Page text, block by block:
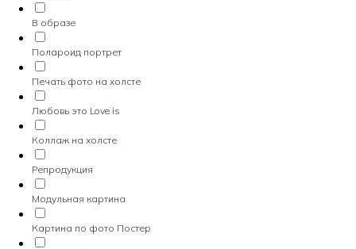
В образе
Полароид портрет
Печать фото на холсте
Любовь это Love is
Коллаж на холсте
Репродукция
Модульная картина
Картина по фото Постер